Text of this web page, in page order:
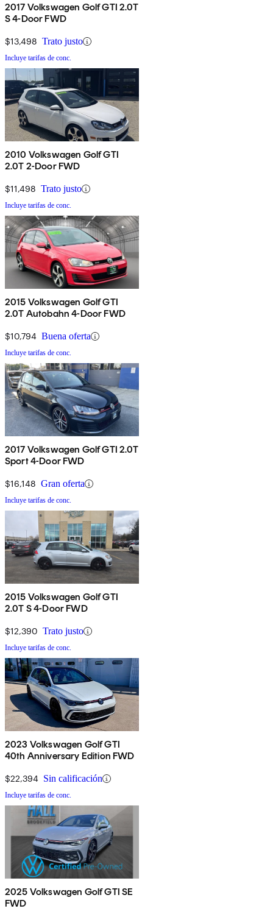
2017 Volkswagen Golf GTI 2.0T
S 4-Door FWD
$13,498 Trato justo
Incluye tarifas de conc.
2010 Volkswagen Golf GTI
2.0T 2-Door FWD
$11,498 Trato justo
Incluye tarifas de conc.
2015 Volkswagen Golf GTI
2.0T Autobahn 4-Door FWD
$10,794 Buena oferta
Incluye tarifas de conc.
2017 Volkswagen Golf GTI 2.0T
Sport 4-Door FWD
$16,148 Gran oferta
Incluye tarifas de conc.
2015 Volkswagen Golf GTI
2.0T S 4-Door FWD
$12,390 Trato justo
Incluye tarifas de conc.
2023 Volkswagen Golf GTI
40th Anniversary Edition FWD
$22,394 Sin calificación
Incluye tarifas de conc.
2025 Volkswagen Golf GTI SE
FWD